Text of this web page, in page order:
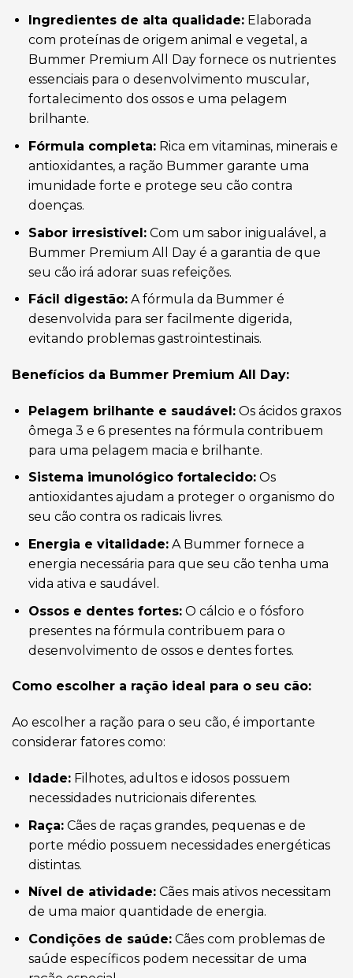
Ingredientes de alta qualidade:Elaborada
com proteínas de origem animal e vegetal, a
Bummer Premium All Day fornece os nutrientes
essenciais para o desenvolvimento muscular,
fortalecimento dos ossos e uma pelagem
brilhante.
Fórmula completa:Rica em vitaminas, minerais e
antioxidantes, a ração Bummer garante uma
imunidade forte e protege seu cão contra
doenças.
Sabor irresistível:Com um sabor inigualável, a
Bummer Premium All Day é a garantia de que
seu cão irá adorar suas refeições.
Fácil digestão:A fórmula da Bummer é
desenvolvida para ser facilmente digerida,
evitando problemas gastrointestinais.
Benefícios da Bummer Premium All Day:
Pelagem brilhante e saudável:Os ácidos graxos
ômega 3 e 6 presentes na fórmula contribuem
para uma pelagem macia e brilhante.
Sistema imunológico fortalecido:Os
antioxidantes ajudam a proteger o organismo do
seu cão contra os radicais livres.
Energia e vitalidade:A Bummer fornece a
energia necessária para que seu cão tenha uma
vida ativa e saudável.
Ossos e dentes fortes:O cálcio e o fósforo
presentes na fórmula contribuem para o
desenvolvimento de ossos e dentes fortes.
Como escolher a ração ideal para o seu cão:
Ao escolher a ração para o seu cão, é importante
considerar fatores como:
Idade:Filhotes, adultos e idosos possuem
necessidades nutricionais diferentes.
Raça:Cães de raças grandes, pequenas e de
porte médio possuem necessidades energéticas
distintas.
Nível de atividade:Cães mais ativos necessitam
de uma maior quantidade de energia.
Condições de saúde:Cães com problemas de
saúde específicos podem necessitar de uma